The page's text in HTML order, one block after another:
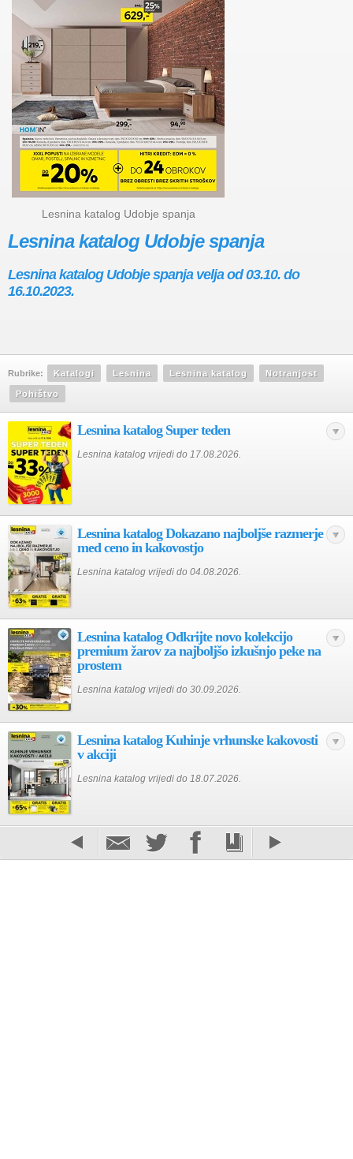
Lesnina katalog Udobje spanja
Lesnina katalog Udobje spanja
Lesnina katalog Udobje spanja velja od 03.10. do
16.10.2023.
Rubrike: Katalogi Lesnina Lesnina katalog Notranjost
Pohištvo
Lesnina katalog Super teden
Lesnina katalog vrijedi do 17.08.2026.
Lesnina katalog Dokazano najboljše razmerje
med ceno in kakovostjo
Lesnina katalog vrijedi do 04.08.2026.
Lesnina katalog Odkrijte novo kolekcijo
premium žarov za najboljšo izkušnjo peke na
prostem
Lesnina katalog vrijedi do 30.09.2026.
Lesnina katalog Kuhinje vrhunske kakovosti
v akciji
Lesnina katalog vrijedi do 18.07.2026.